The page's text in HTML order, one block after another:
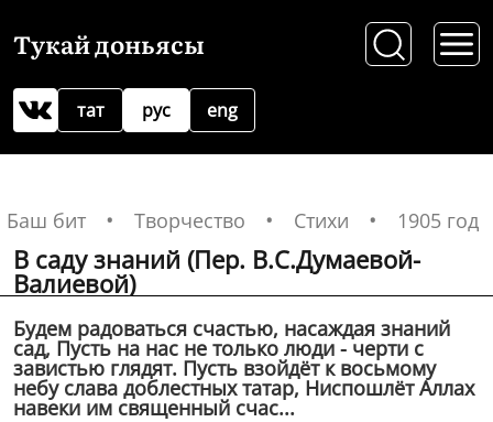
Тукай доньясы
рус
тат eng
Баш бит Творчество Стихи 1905 год
В саду знаний (Пер. В.С.Думаевой-
Валиевой)
Будем радоваться счастью, насаждая знаний
сад, Пусть на нас не только люди - черти с
завистью глядят. Пусть взойдёт к восьмому
небу слава доблестных татар, Ниспошлёт Аллах
навеки им священный счас...